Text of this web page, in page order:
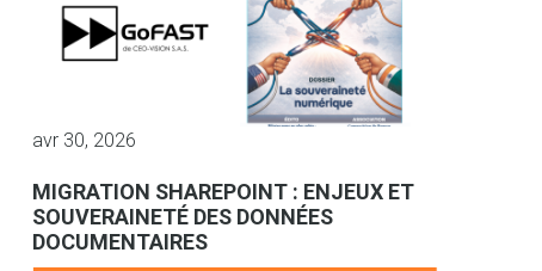
avr 30, 2026
MIGRATION SHAREPOINT : ENJEUX ET
SOUVERAINETÉ DES DONNÉES
DOCUMENTAIRES